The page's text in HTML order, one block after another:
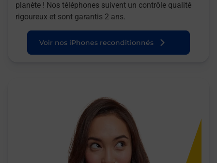
planète ! Nos téléphones suivent un contrôle qualité
rigoureux et sont garantis 2 ans.
Voir nos iPhones reconditionnés